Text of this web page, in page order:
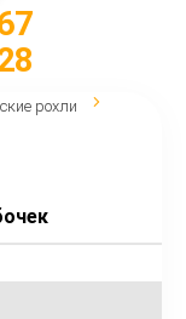
рохли